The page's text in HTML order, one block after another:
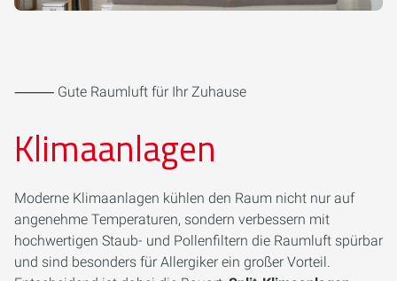
⸻ Gute Raumluft für Ihr Zuhause
Klimaanlagen
Moderne Klimaanlagen kühlen den Raum nicht nur auf
angenehme Temperaturen, sondern verbessern mit
hochwertigen Staub- und Pollenfiltern die Raumluft spürbar
und sind besonders für Allergiker ein großer Vorteil.